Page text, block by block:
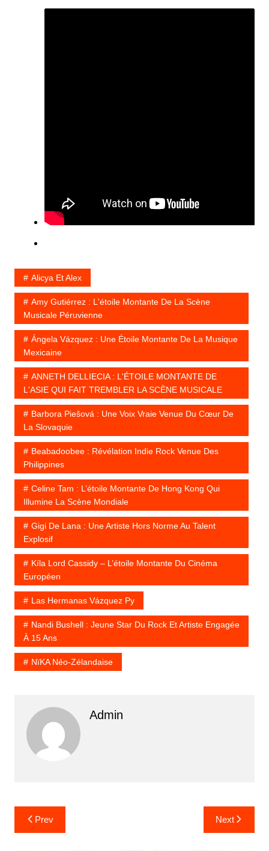
Alicya Et Alex
Amy Gutiérrez : L'étoile Montante De La Scène
Musicale Péruvienne
Ángela Vázquez : Une Étoile Montante De La Musique
Mexicaine
ANNETH DELLIECIA : L'ÉTOILE MONTANTE DE
L'ASIE QUI FAIT TREMBLER LA SCÈNE MUSICALE
Barbora Piešová : Une Voix Vraie Venue Du Cœur De
La Slovaquie
Beabadoobee : Révélation Indie Rock Venue Des
Philippines
Celine Tam : L’étoile Montante De Hong Kong Qui
Illumine La Scène Mondiale
Gigi De Lana : Une Artiste Hors Norme Au Talent
Explosif
Kíla Lord Cassidy – L’étoile Montante Du Cinéma
Européen
Las Hermanas Vázquez Py
Nandi Bushell : Jeune Star Du Rock Et Artiste Engagée
À 15 Ans
NïKA Néo‑zélandaise
Admin
Prev Next